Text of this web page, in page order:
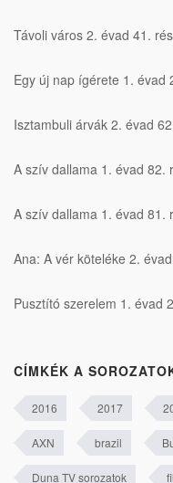
Távoli város 2. évad 41.
Egy új nap ígérete 1. évad
Isztambuli árvák 2. évad
A szív dallama 1. évad 82.
A szív dallama 1. évad 81.
Ana: A vér köteléke 2.
Pusztító szerelem 1. évad
CÍMKÉK A
2016 2017
AXN brazil
Duna TV sorozatok